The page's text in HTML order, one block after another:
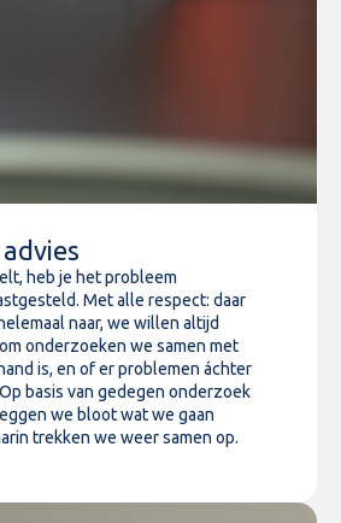
heb je het probleem
Met alle respect: daar
naar, we willen altijd
onderzoeken we samen met
is, en of er problemen áchter
basis van gedegen onderzoek
we bloot wat we gaan
trekken we weer samen op.